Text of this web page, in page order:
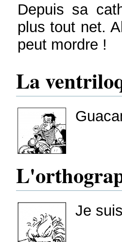
Depuis sa
plus tout net.
peut mordre !
La
Je